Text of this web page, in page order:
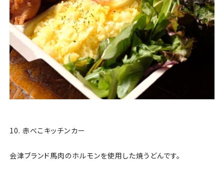
10. 赤べこキッチンカー
会津ブランド馬肉のホルモンを使用した焼うどんです。